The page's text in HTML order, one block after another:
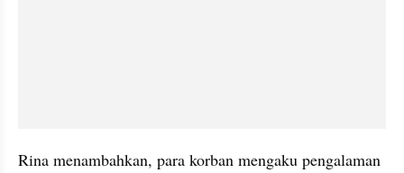
Rina menambahkan, para korban mengaku pengalaman